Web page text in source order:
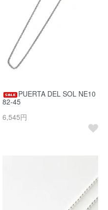
PUERTA DEL SOL NE10
82-45
6,545円